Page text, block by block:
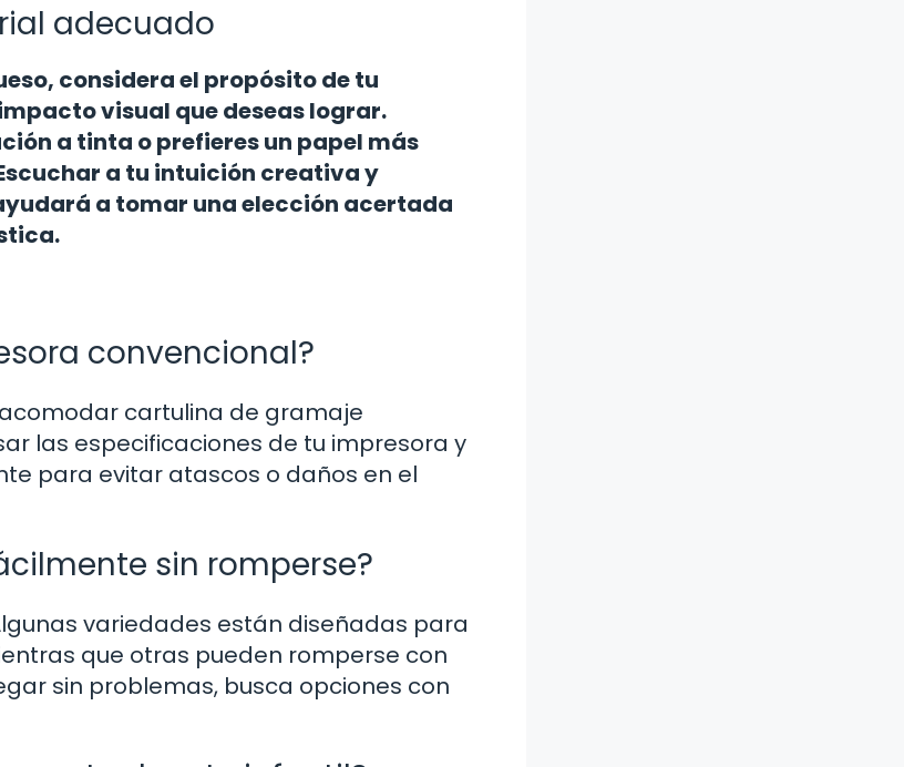
adecuado
considera el propósito de tu
visual que deseas lograr.
a tinta o prefieres un papel más
a tu intuición creativa y
a tomar una elección acertada
convencional?
cartulina de gramaje
las especificaciones de tu impresora y
para evitar atascos o daños en el
sin romperse?
variedades están diseñadas para
que otras pueden romperse con
sin problemas, busca opciones con